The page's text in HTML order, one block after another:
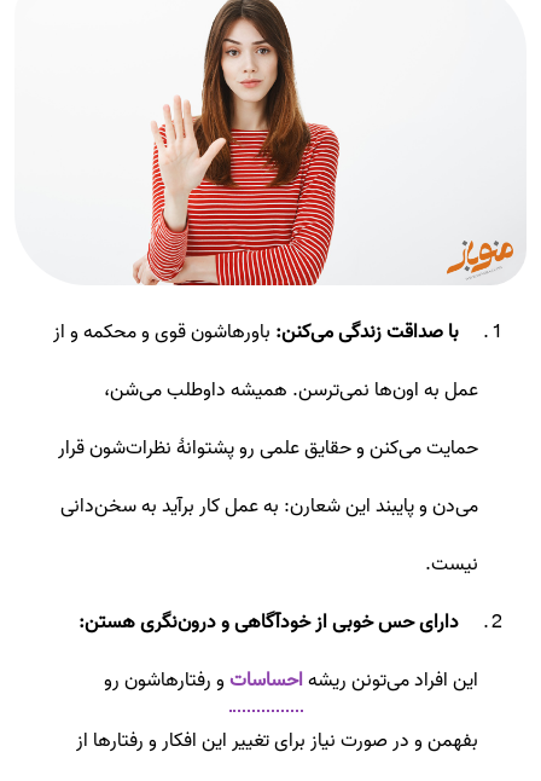
با صداقت زندگی می‌کنن: باورها‌شون قوی و محکمه و از
عمل به اون‌ها نمی‌ترسن. همیشه داوطلب می‌شن،
حمایت می‌کنن و حقایق علمی رو پشتوانۀ نظرات‌شون قرار
می‌دن و پایبند این شعارن: به عمل کار بر‌آید به سخن‌دانی
نیست.
دارای حس خوبی از خودآگاهی و درون‌نگری هستن:
این افراد می‌تونن ریشهاحساساتو رفتارهاشون رو
بفهمن و در صورت نیاز برای تغییر این افکار و رفتارها از